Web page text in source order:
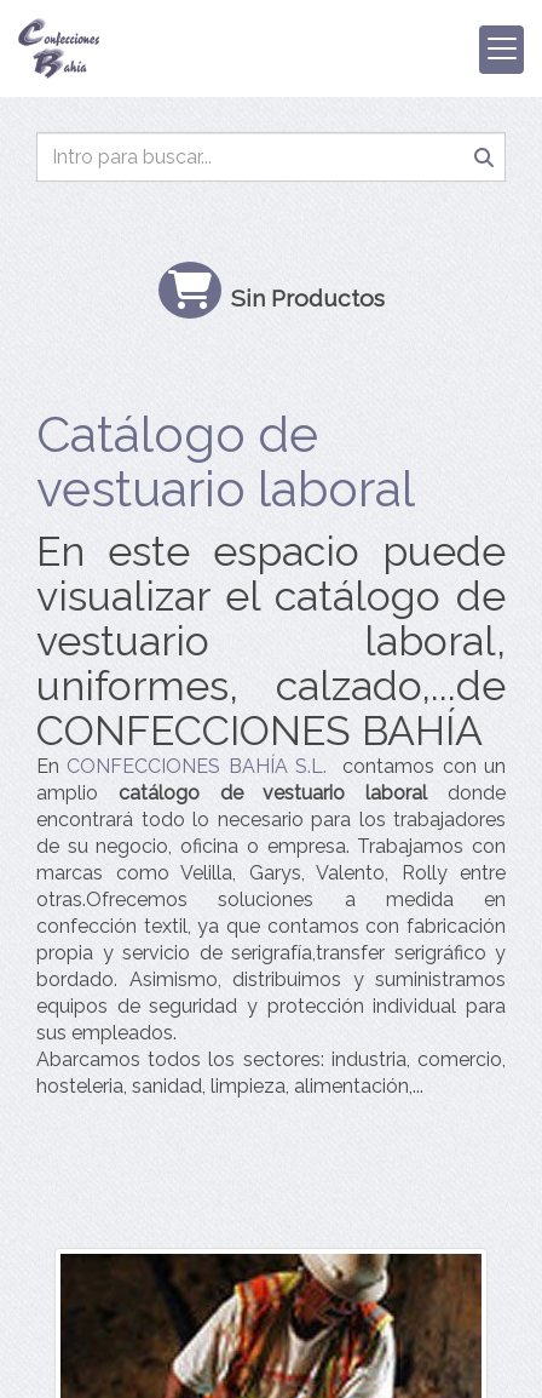
Sin Productos
Catálogo de
vestuario laboral
En este espacio puede
visualizar el catálogo de
vestuario laboral,
uniformes, calzado,...de
CONFECCIONES BAHÍA
En CONFECCIONES BAHÍA S.L.
contamos con un
amplio catálogo de vestuario laboraldonde
encontrará todo lo necesario para los trabajadores
de su negocio, oficina o empresa. Trabajamos con
marcas como Velilla, Garys, Valento, Rolly entre
otras.Ofrecemos soluciones a medida en
confección textil, ya que contamos con fabricación
propia y servicio de serigrafía,transfer serigráfico y
bordado. Asimismo, distribuimos y suministramos
equipos de seguridad y protección individual para
sus empleados.
Abarcamos todos los sectores: industria, comercio,
hosteleria, sanidad, limpieza, alimentación,...